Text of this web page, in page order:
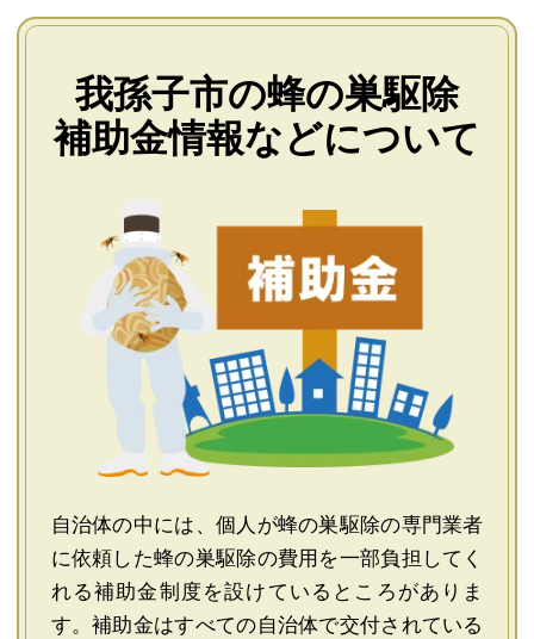
我孫子市の蜂の巣駆除
補助金情報などについて
自治体の中には、個人が蜂の巣駆除の専門業者
に依頼した蜂の巣駆除の費用を一部負担してく
れる補助金制度を設けているところがありま
す。補助金はすべての自治体で交付されている